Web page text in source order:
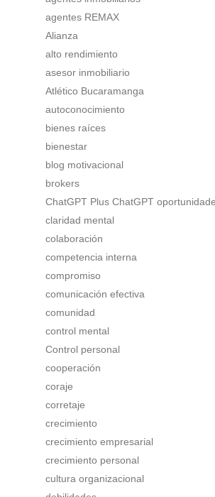
agentes REMAX
Alianza
alto rendimiento
asesor inmobiliario
Atlético Bucaramanga
autoconocimiento
bienes raíces
bienestar
blog motivacional
brokers
ChatGPT Plus ChatGPT
claridad mental
colaboración
competencia interna
compromiso
comunicación efectiva
comunidad
control mental
Control personal
cooperación
coraje
corretaje
crecimiento
crecimiento empresarial
crecimiento personal
cultura organizacional